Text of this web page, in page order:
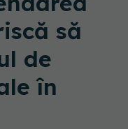
să
de
în